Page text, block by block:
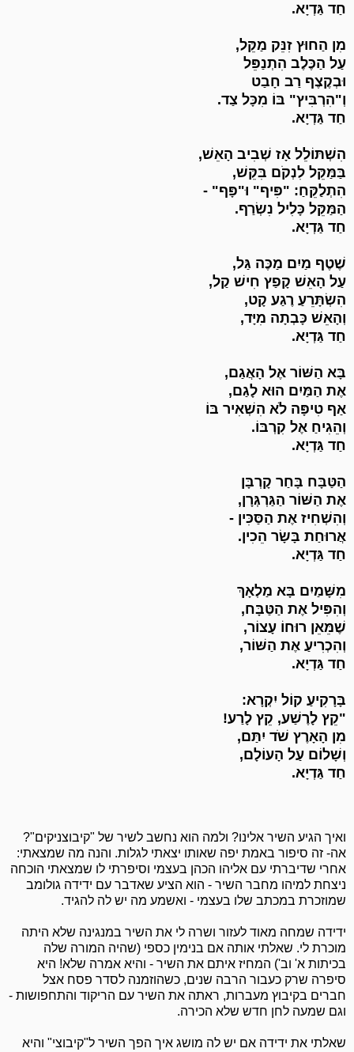
חַד גַּדְיָא.
מִן הַחוּץ זִנֵּק מַקֵּל,
עַל הַכֶּלֶב הִתְנַפֵּל
וּבְקֶצֶף רַב חָבַט
וְ"הִרְבִּיץ" בּוֹ מִכָּל צַד.
חַד גַּדְיָא.
הִשְׁתּוֹלֵל אָז שְׁבִיב הָאֵשׁ,
בַּמַּקֵּל לִנְקֹם בִּקֵּשׁ,
הִתְלַקֵּחַ: "פִּיף" וּ"פָּף" -
הַמַּקֵּל כָּלִיל נִשְׂרַף.
חַד גַּדְיָא.
שֶׁטֶף מַיִם מַכֶּה גַּל,
עַל הָאֵשׁ קָפַץ חִישׁ קַל,
הִשְׂתָּרֵעַ רֶגַע קָט,
וְהָאֵשׁ כָּבְתָה מִיָּד,
חַד גַּדְיָא.
בָּא הַשּׁוֹר אֶל הָאֲגַם,
אֶת הַמַּיִם הוּא לָגַם,
אַף טִיפָּה לֹא הִשְׁאִיר בּוֹ
וְהֵגִיחַ אֶל קִרְבּוֹ.
חַד גַּדְיָא.
הַטַּבָּח בָּחַר קָרְבָּן
אֶת הַשּׁוֹר הַגַּרְגְּרָן,
וְהִשְׁחִיז אֶת הַסַּכִּין -
אֲרוּחַת בָּשָׂר הֵכִין.
חַד גַּדְיָא.
מִשָּׁמַיִם בָּא מַלְאָךְ
וְהִפִּיל אֶת הַטַּבָּח,
שֶׁמֵּאֵן רוּחוֹ עָצוֹר,
וְהִכְרִיעַ אֶת הַשּׁוֹר,
חַד גַּדְיָא.
בָּרָקִיעַ קוֹל יִקְרָא:
"קֵץ לָרֶשַׁע, קֵץ לָרַע!
מִן הָאָרֶץ שֹׁד יִתַּם,
וְשָׁלוֹם עַל הָעוֹלָם,
חַד גַּדְיָא.
ואיך הגיע השיר אלינו? ולמה הוא נחשב לשיר של "קיבוצניקים"?
אה- זה סיפור באמת יפה שאותו יצאתי לגלות. והנה מה שמצאתי:
אחרי שדיברתי עם אליהו הכהן בעצמי וסיפרתי לו שמצאתי הוכחה
ניצחת למיהו מחבר השיר - הוא הציע שאדבר עם ידידה גולומב
שמוזכרת במכתב שלו בעצמי - ואשמע מה יש לה להגיד.
ידידה שמחה מאוד לעזור ושרה לי את השיר במנגינה שלא היתה
מוכרת לי. שאלתי אותה אם בנימין כספי (שהיה המורה שלה
בכיתות א' וב') המחיז איתם את השיר - והיא אמרה שלא! היא
סיפרה שרק כעבור הרבה שנים, כשהוזמנה לסדר פסח אצל
חברים בקיבוץ מעברות, ראתה את השיר עם הריקוד והתחפושות -
וגם שמעה לחן חדש שלא הכירה.
שאלתי את ידידה אם יש לה מושג איך הפך השיר ל"קיבוצי" והיא